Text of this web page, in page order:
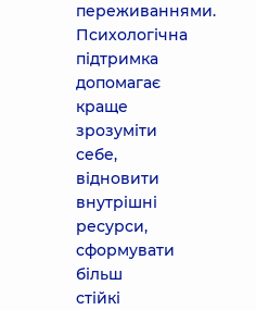
переживаннями.
Психологічна
підтримка
допомагає
краще
зрозуміти
себе,
відновити
внутрішні
ресурси,
сформувати
більш
стійкі